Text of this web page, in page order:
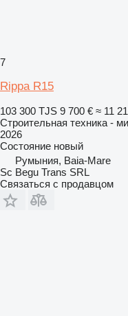
7
Rippa R15
103 300 TJS 9 700 € ≈ 11
Строительная техника -
2026
Состояние новый
Румыния, Baia-Mare
Sc Begu Trans SRL
Связаться с продавцом